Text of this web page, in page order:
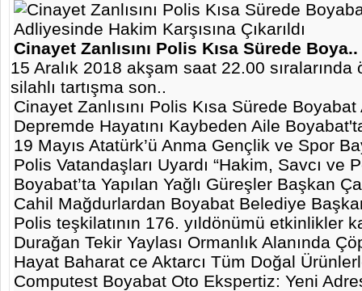
Cinayet Zanlısını Polis Kısa Sürede Boya..
15 Aralık 2018 akşam saat 22.00
silahlı tartışma son..
Cinayet Zanlısını Polis Kısa Sürede
Depremde Hayatını Kaybeden Aile
19 Mayıs Atatürk’ü Anma Gençlik ve Spor
Polis Vatandaşları Uyardı “Hakim, Savcı ve
Boyabat’ta Yapılan Yağlı Güreşler Başkan
Cahil Mağdurlardan Boyabat Belediye
Polis teşkilatının 176. yıldönümü etkinlikler
Durağan Tekir Yaylası Ormanlık Alanında
Hayat Baharat ce Aktarcı Tüm Doğal
Computest Boyabat Oto Ekspertiz: Yeni